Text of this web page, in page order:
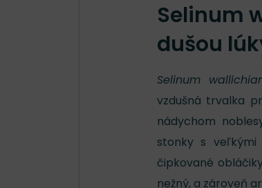
Selinum
dušou
Selinum
vzdušná trvalka
nádychom
stonky s
čipkované
nežný, a zároveň